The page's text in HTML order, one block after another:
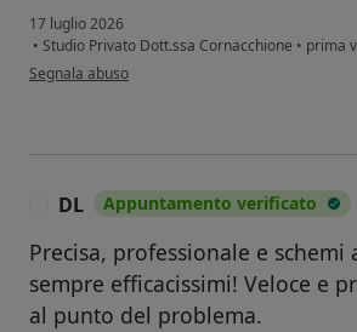
17 luglio 2026
• Studio Privato Dott.ssa Cornacchione • prima
secondo l'opinione dell'utente C.M.
Segnala abuso
DL Appuntamento verificato
Precisa, professionale e schemi
sempre efficacissimi! Veloce e
al punto del problema.